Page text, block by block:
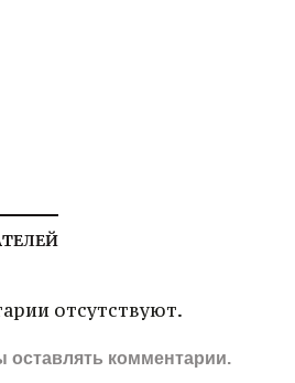
отсутствуют.
оставлять комментарии.